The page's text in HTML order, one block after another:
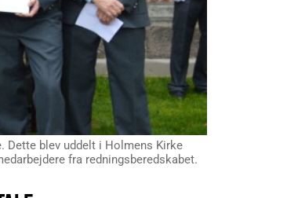
Dette blev uddelt i Holmens Kirke
fra redningsberedskabet.